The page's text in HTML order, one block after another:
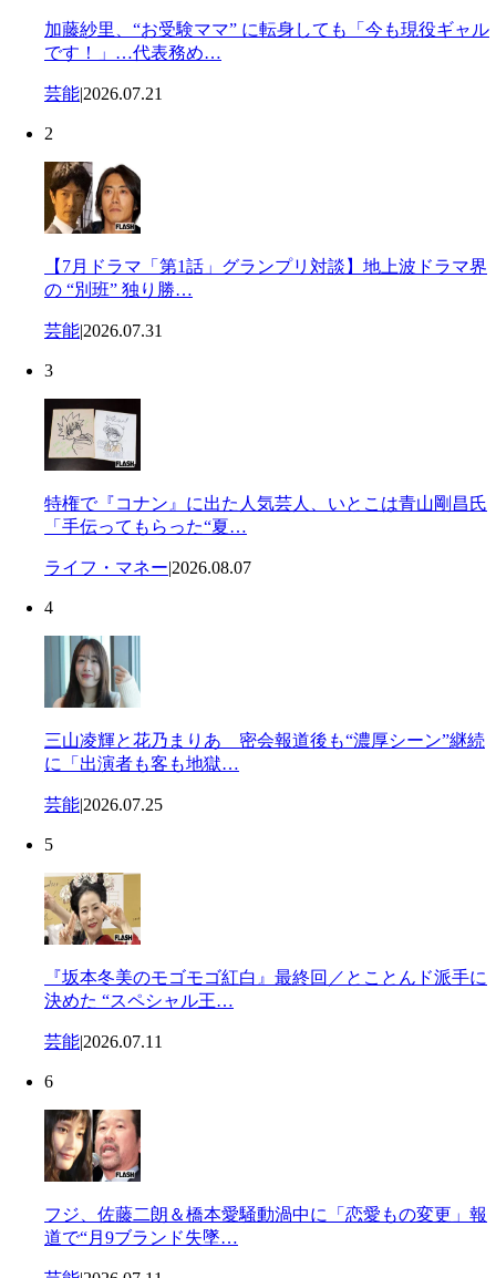
加藤紗里、“お受験ママ” に転身しても「今も現役ギャル
です！」…代表務め…
芸能|2026.07.21
2
【7月ドラマ「第1話」グランプリ対談】地上波ドラマ界
の “別班” 独り勝…
芸能|2026.07.31
3
特権で『コナン』に出た人気芸人、いとこは青山剛昌氏
「手伝ってもらった“夏…
ライフ・マネー|2026.08.07
4
三山凌輝と花乃まりあ 密会報道後も“濃厚シーン”継続
に「出演者も客も地獄…
芸能|2026.07.25
5
『坂本冬美のモゴモゴ紅白』最終回／とことんド派手に
決めた “スペシャル王…
芸能|2026.07.11
6
フジ、佐藤二朗＆橋本愛騒動渦中に「恋愛もの変更」報
道で“月9ブランド失墜…